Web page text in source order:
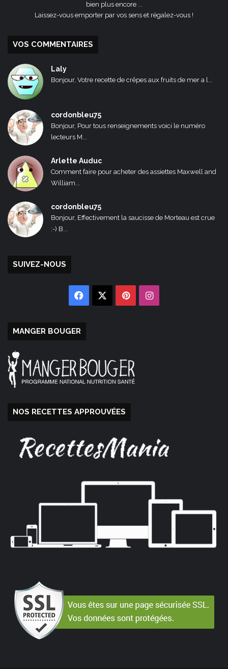
bien plus encore ...
Laissez-vous emporter par vos sens et régalez-vous !
VOS COMMENTAIRES
Laly
Bonjour, Votre recette de crêpes aux fruits de mer a l...
cordonbleu75
Bonjour, Pour tous renseignements voici le numéro
lecteurs M...
Arlette Auduc
Comment faire pour acheter des assiettes Maxwell and
William...
cordonbleu75
Bonjour, Effectivement la saucisse de Morteau est crue
:-) B...
SUIVEZ-NOUS
Facebook PinterestInstagram
MANGER BOUGER
NOS RECETTES APPROUVÉES